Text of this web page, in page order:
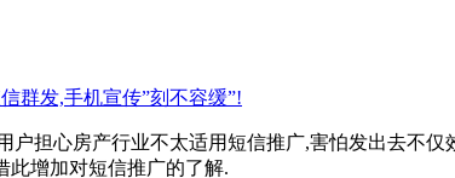
群发,手机宣传”刻不容缓”!
户担心房产行业不太适用短信推广,害怕发出去不
此增加对短信推广的了解.